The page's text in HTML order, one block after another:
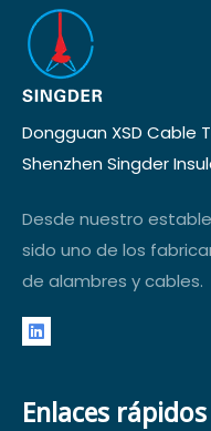
Dongguan XSD Cable
Shenzhen Singder
Desde nuestro
sido uno de los
de alambres y cables.
Enlaces rápidos